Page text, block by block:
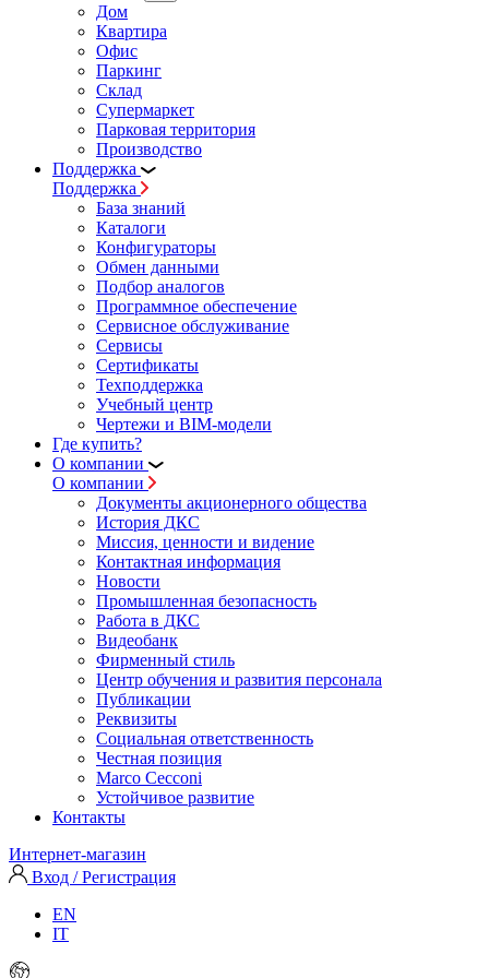
Дом
Квартира
Офис
Паркинг
Склад
Супермаркет
Парковая территория
Производство
Поддержка
Поддержка
База знаний
Каталоги
Конфигураторы
Обмен данными
Подбор аналогов
Программное обеспечение
Сервисное обслуживание
Сервисы
Сертификаты
Техподдержка
Учебный центр
Чертежи и BIM-модели
Где купить?
О компании
О компании
Документы акционерного общества
История ДКС
Миссия, ценности и видение
Контактная информация
Новости
Промышленная безопасность
Работа в ДКС
Видеобанк
Фирменный стиль
Центр обучения и развития персонала
Публикации
Реквизиты
Социальная ответственность
Честная позиция
Marco Cecconi
Устойчивое развитие
Контакты
Интернет-магазин
Вход / Регистрация
EN
IT